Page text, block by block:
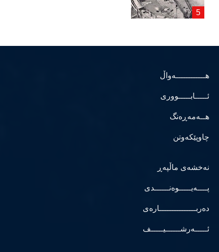
هــــــــــــەواڵ
ئـــــابـــــووری
هــەمەڕەنگ
چاوپێکەوتن
نەخشەی ماڵپەڕ
پــــەیـــــوەنــــــدی
دەربـــــــــــــــارەی
ئـــــەرشــــــیـــــف